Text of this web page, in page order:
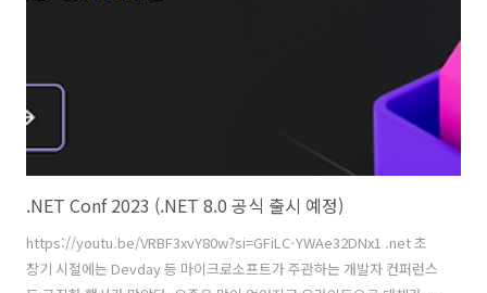
.NET Conf 2023 (.NET 8.0 공식 출시 예정)
https://youtu.be/VRBF3xvY80w?si=GFiLC-YWAe32DNx1 .net 초
창기 시절에는 Devday 등 마이크로소프트가 주관하는 개발자 컨퍼런스